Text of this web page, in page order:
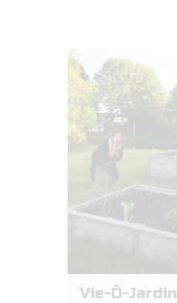
Vie-Ô-Jardin